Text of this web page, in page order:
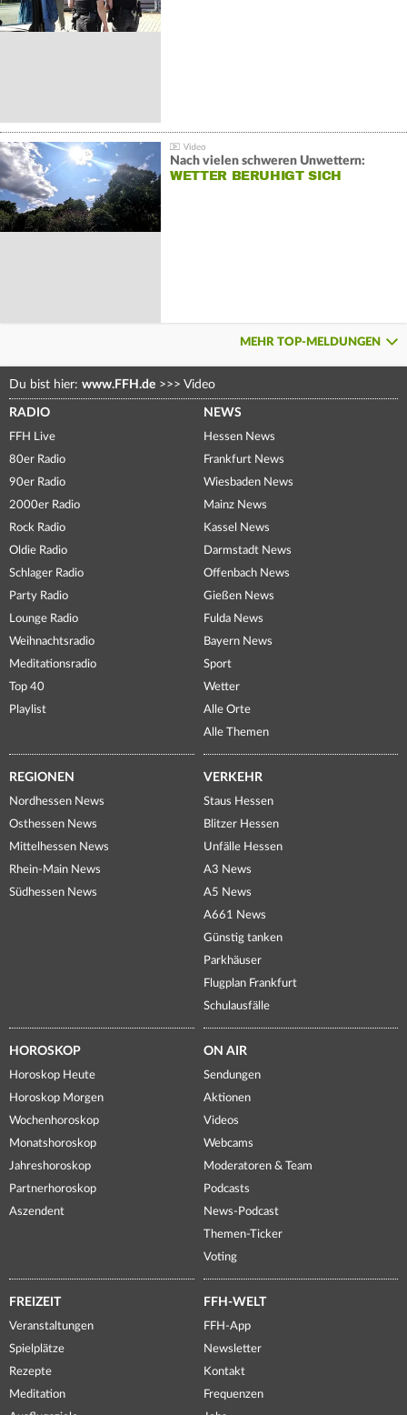
Nach vielen schweren Unwettern:
WETTER BERUHIGT SICH
MEHR TOP-MELDUNGEN
Du bist hier: www.FFH.de >>> Video
RADIO
FFH Live
80er Radio
90er Radio
2000er Radio
Rock Radio
Oldie Radio
Schlager Radio
Party Radio
Lounge Radio
Weihnachtsradio
Meditationsradio
Top 40
Playlist
NEWS
Hessen News
Frankfurt News
Wiesbaden News
Mainz News
Kassel News
Darmstadt News
Offenbach News
Gießen News
Fulda News
Bayern News
Sport
Wetter
Alle Orte
Alle Themen
REGIONEN
Nordhessen News
Osthessen News
Mittelhessen News
Rhein-Main News
Südhessen News
VERKEHR
Staus Hessen
Blitzer Hessen
Unfälle Hessen
A3 News
A5 News
A661 News
Günstig tanken
Parkhäuser
Flugplan Frankfurt
Schulausfälle
HOROSKOP
Horoskop Heute
Horoskop Morgen
Wochenhoroskop
Monatshoroskop
Jahreshoroskop
Partnerhoroskop
Aszendent
ON AIR
Sendungen
Aktionen
Videos
Webcams
Moderatoren & Team
Podcasts
News-Podcast
Themen-Ticker
Voting
FREIZEIT
Veranstaltungen
Spielplätze
Rezepte
Meditation
FFH-WELT
FFH-App
Newsletter
Kontakt
Frequenzen